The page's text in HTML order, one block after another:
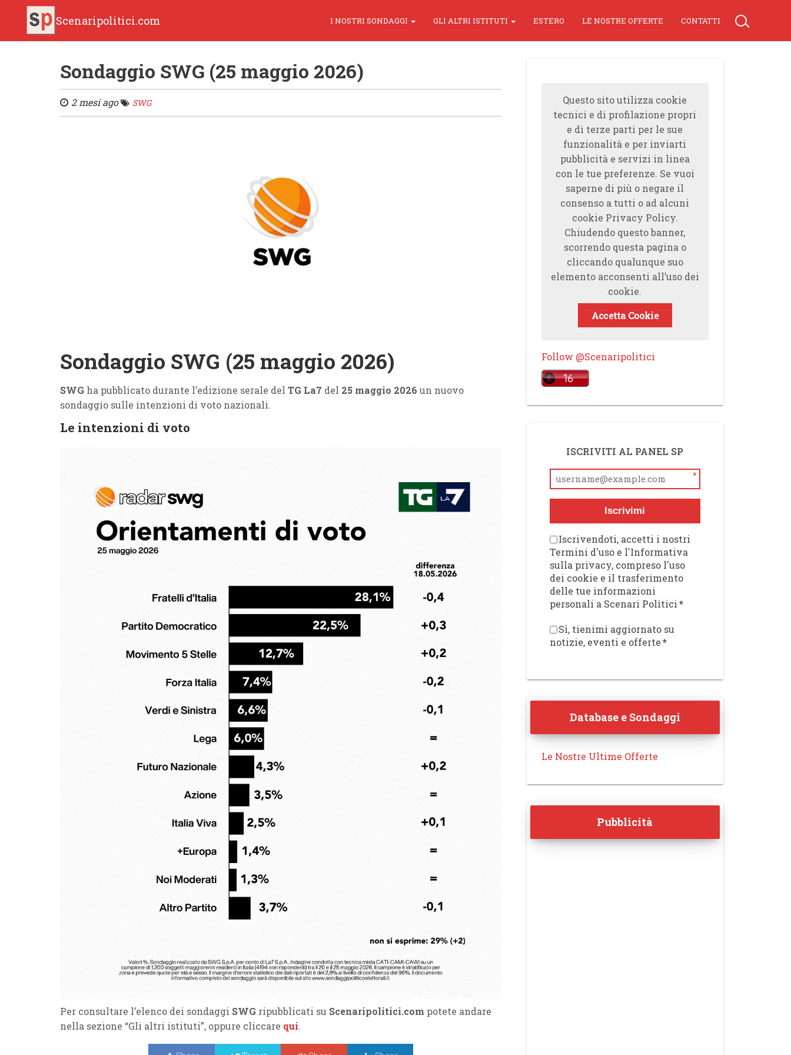
Scenaripolitici.com I NOSTRI SONDAGGI GLI ALTRI ISTITUTI ESTERO LE NOSTRE OFFERTE CONTATTI
Sondaggio SWG (25 maggio 2026)
2 mesi ago SWG
Sondaggio SWG (25 maggio 2026)
SWG ha pubblicato durante l’edizione serale del TG La7 del 25 maggio 2026 un nuovo
sondaggio sulle intenzioni di voto nazionali.
Le intenzioni di voto
Per consultare l’elenco dei sondaggi SWG ripubblicati su Scenaripolitici.com potete andare
nella sezione “Gli altri istituti”, oppure cliccare qui.
Questo sito utilizza cookie
tecnici e di profilazione propri
e di terze parti per le sue
funzionalità e per inviarti
pubblicità e servizi in linea
con le tue preferenze. Se vuoi
saperne di più o negare il
consenso a tutti o ad alcuni
cookie Privacy Policy.
Chiudendo questo banner,
scorrendo questa pagina o
cliccando qualunque suo
elemento acconsenti all’uso dei
cookie.
Accetta Cookie
Follow @Scenaripolitici
ISCRIVITI AL PANEL SP
*
Iscrivimi
Iscrivendoti, accetti i nostri
Termini d'uso e l'Informativa
sulla privacy, compreso l'uso
dei cookie e il trasferimento
delle tue informazioni
personali a Scenari Politici*
Sì, tienimi aggiornato su
notizie, eventi e offerte*
Database e Sondaggi
Le Nostre Ultime Offerte
Pubblicità